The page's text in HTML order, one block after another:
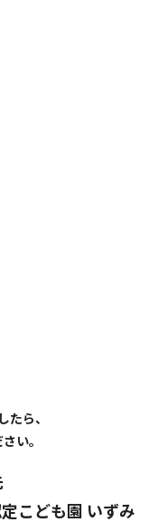
たら、
い。
こども園 いずみ